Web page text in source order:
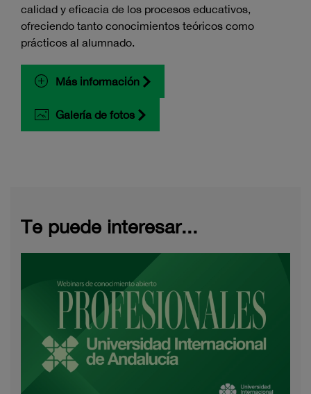
calidad y eficacia de los procesos educativos,
ofreciendo tanto conocimientos teóricos como
prácticos al alumnado.
Más información
Galería de fotos
Te puede interesar...